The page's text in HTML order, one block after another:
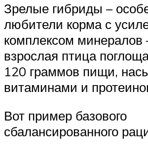
Зрелые гибриды –
любители корма с
комплексом минералов
взрослая птица
120 граммов пищи,
витаминами и
Вот пример базового
сбалансированного